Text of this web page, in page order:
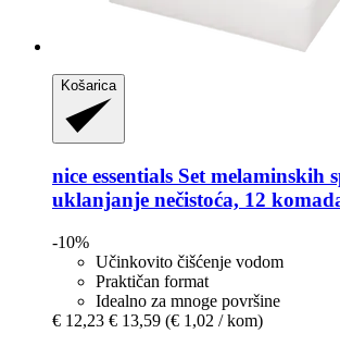
Košarica
nice essentials Set melaminskih
uklanjanje nečistoća, 12
-10%
Učinkovito čišćenje vodom
Praktičan format
Idealno za mnoge površine
€ 12,23 € 13,59 (€ 1,02 / kom)